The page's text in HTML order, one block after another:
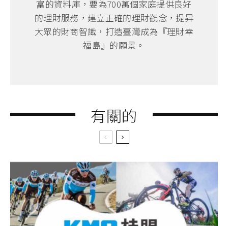
富的資料庫，要為700萬個家庭提供良好
的理財服務，建立正確的理財觀念，提昇
大眾的財商智識，打造臺灣成為『理財幸
福島』的願景。
有關的